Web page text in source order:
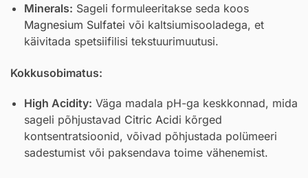
Minerals: Sageli formuleeritakse seda koos
Magnesium Sulfatei või kaltsiumisooladega, et
käivitada spetsiifilisi tekstuurimuutusi.
Kokkusobimatus:
High Acidity: Väga madala pH-ga keskkonnad, mida
sageli põhjustavad Citric Acidi kõrged
kontsentratsioonid, võivad põhjustada polümeeri
sadestumist või paksendava toime vähenemist.